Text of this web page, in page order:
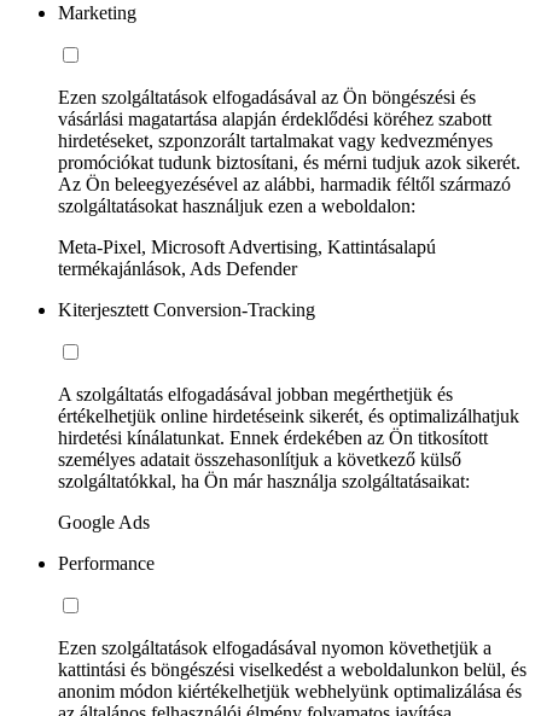
Marketing
Ezen szolgáltatások elfogadásával az Ön böngészési és
vásárlási magatartása alapján érdeklődési köréhez szabott
hirdetéseket, szponzorált tartalmakat vagy kedvezményes
promóciókat tudunk biztosítani, és mérni tudjuk azok sikerét.
Az Ön beleegyezésével az alábbi, harmadik féltől származó
szolgáltatásokat használjuk ezen a weboldalon:
Meta-Pixel, Microsoft Advertising, Kattintásalapú
termékajánlások, Ads Defender
Kiterjesztett Conversion-Tracking
A szolgáltatás elfogadásával jobban megérthetjük és
értékelhetjük online hirdetéseink sikerét, és optimalizálhatjuk
hirdetési kínálatunkat. Ennek érdekében az Ön titkosított
személyes adatait összehasonlítjuk a következő külső
szolgáltatókkal, ha Ön már használja szolgáltatásaikat:
Google Ads
Performance
Ezen szolgáltatások elfogadásával nyomon követhetjük a
kattintási és böngészési viselkedést a weboldalunkon belül, és
anonim módon kiértékelhetjük webhelyünk optimalizálása és